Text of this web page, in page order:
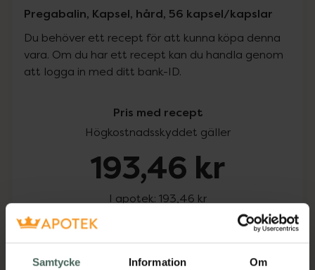
Samtycke Information Om
Pregabalin, Kapsel, hård, 56 kapsel/kapslar
Du behöver ett recept för att kunna köpa denna
vara. Om du har ett recept kan du handla genom
att logga in med ditt bank-ID.
Pris med recept
Högkostnadsskyddet gäller
193,46 kr
I apotek: 193,46 kr
Köp via ditt recept